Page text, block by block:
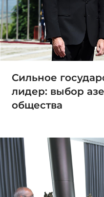
Сильное
лидер: выбор
общества